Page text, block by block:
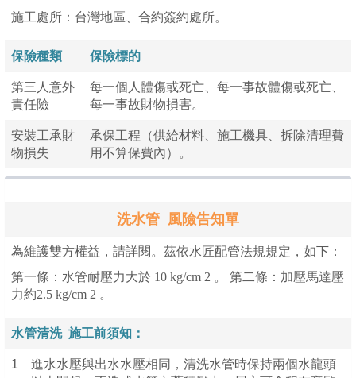
施工處所：台灣地區、合約簽約處所。
保險種類 保險標的
第三人意外
責任險
每一個人體傷或死亡、每一事故體傷或死亡、
每一事故財物損害。
安裝工承財
物損失
承保工程（供給材料、施工機具、拆除清理費
用不算保費內）。
洗水管 風險告知單
為維護雙方權益，請詳閱。茲依水匠配管法規規定，如下：
第一條：水管耐壓力大於 10 kg/cm 2 。 第二條：加壓馬達壓
力約2.5 kg/cm 2 。
水管清洗 施工前須知：
1
進水水壓與出水水壓相同，清洗水管時保持兩個水龍頭